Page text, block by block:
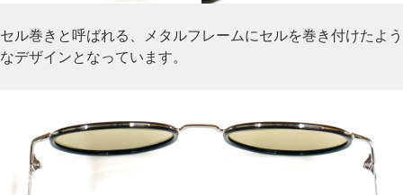
セル巻きと呼ばれる、メタルフレームにセルを巻き付けたよう
なデザインとなっています。